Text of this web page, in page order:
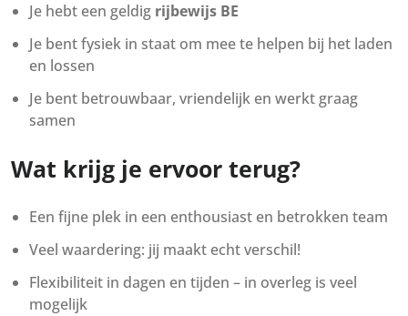
Je hebt een geldig rijbewijs BE
Je bent fysiek in staat om mee te helpen bij het laden
en lossen
Je bent betrouwbaar, vriendelijk en werkt graag
samen
Wat krijg je ervoor terug?
Een fijne plek in een enthousiast en betrokken team
Veel waardering: jij maakt echt verschil!
Flexibiliteit in dagen en tijden – in overleg is veel
mogelijk